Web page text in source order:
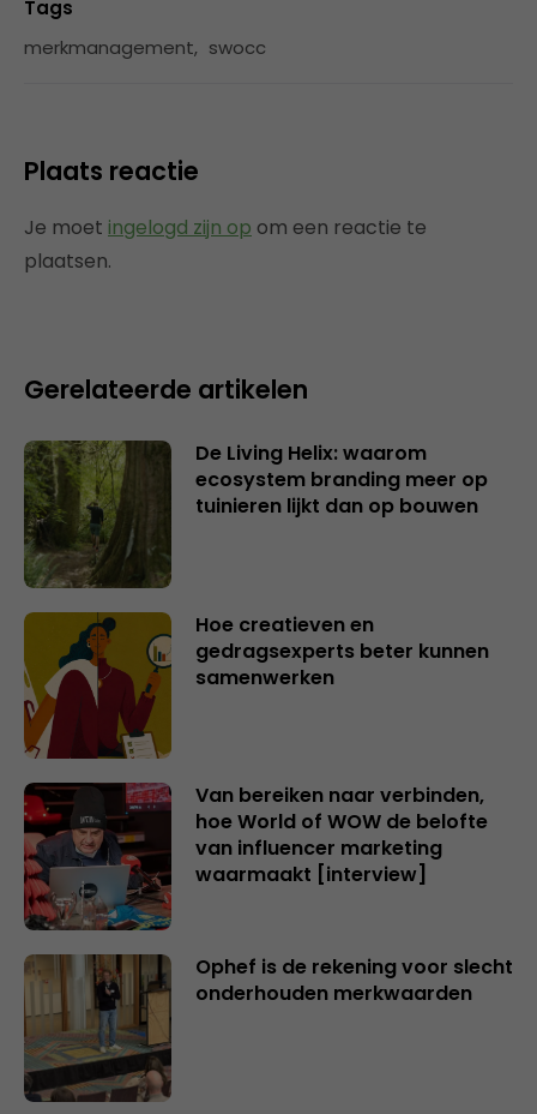
Tags
merkmanagement, swocc
Plaats reactie
Je moet ingelogd zijn op om een reactie te
plaatsen.
Gerelateerde artikelen
De Living Helix: waarom
ecosystem branding meer op
tuinieren lijkt dan op bouwen
Hoe creatieven en
gedragsexperts beter kunnen
samenwerken
Van bereiken naar verbinden,
hoe World of WOW de belofte
van influencer marketing
waarmaakt [interview]
Ophef is de rekening voor slecht
onderhouden merkwaarden